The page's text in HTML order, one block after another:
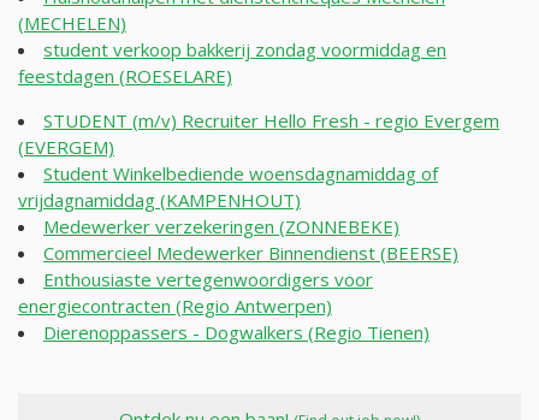
(MECHELEN)
student verkoop bakkerij zondag voormiddag en
feestdagen (ROESELARE)
STUDENT (m/v) Recruiter Hello Fresh - regio Evergem
(EVERGEM)
Student Winkelbediende woensdagnamiddag of
vrijdagnamiddag (KAMPENHOUT)
Medewerker verzekeringen (ZONNEBEKE)
Commercieel Medewerker Binnendienst (BEERSE)
Enthousiaste vertegenwoordigers voor
energiecontracten (Regio Antwerpen)
Dierenoppassers - Dogwalkers (Regio Tienen)